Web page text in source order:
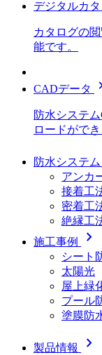
デジタルカ
カタログの
能です。
CADデータ
防水システ
ロードができ
防水システム
アンカ
接着工
密着工
絶縁工
施工事例
chevron_right
シート
太陽光
屋上緑
プール
塗膜防
製品情報 chevron_right